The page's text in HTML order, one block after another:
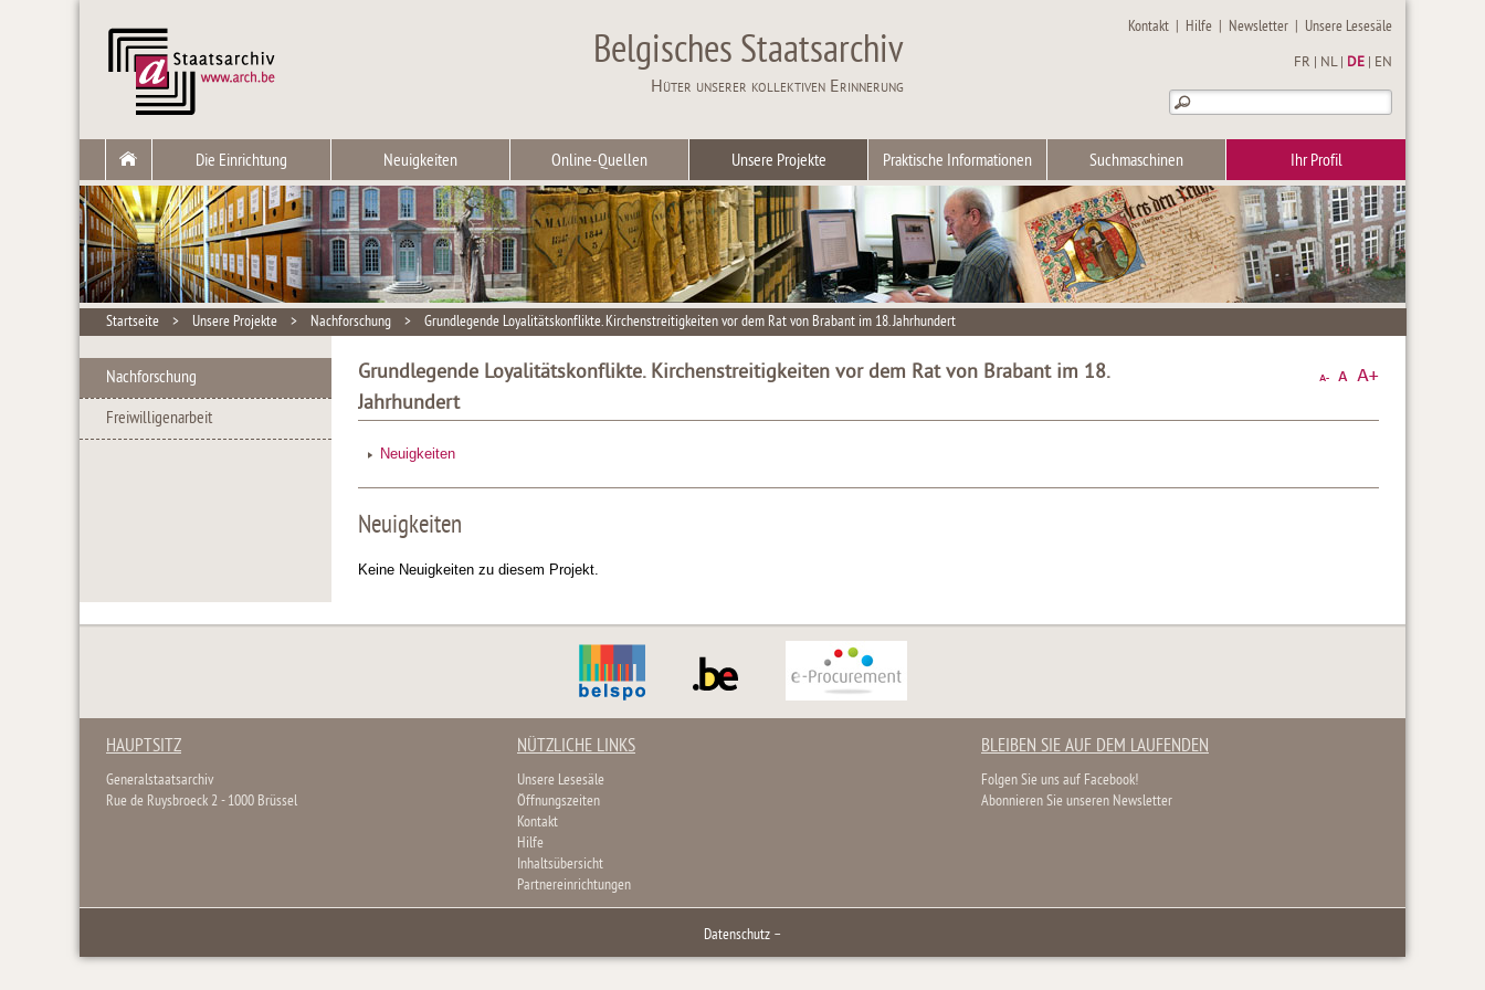
Belgisches Staatsarchiv
Hüter unserer kollektiven Erinnerung
Kontakt | Hilfe | Newsletter | Unsere Lesesäle
FR NL| DE EN
Die Einrichtung Neuigkeiten Online-Quellen Unsere Projekte Praktische Informationen Suchmaschinen Ihr Profil
Startseite > Unsere Projekte > Nachforschung > Grundlegende Loyalitätskonflikte. Kirchenstreitigkeiten vor dem Rat von Brabant im 18. Jahrhundert
Nachforschung
Freiwilligenarbeit
Grundlegende Loyalitätskonflikte. Kirchenstreitigkeiten vor dem Rat von Brabant im 18.
Jahrhundert
Neuigkeiten
Neuigkeiten
Keine Neuigkeiten zu diesem Projekt.
HAUPTSITZ
Generalstaatsarchiv
Rue de Ruysbroeck 2 - 1000 Brüssel
NÜTZLICHE LINKS
Unsere Lesesäle
Öffnungszeiten
Kontakt
Hilfe
Inhaltsübersicht
Partnereinrichtungen
BLEIBEN SIE AUF DEM LAUFENDEN
Folgen Sie uns auf Facebook!
Abonnieren Sie unseren Newsletter
Datenschutz –